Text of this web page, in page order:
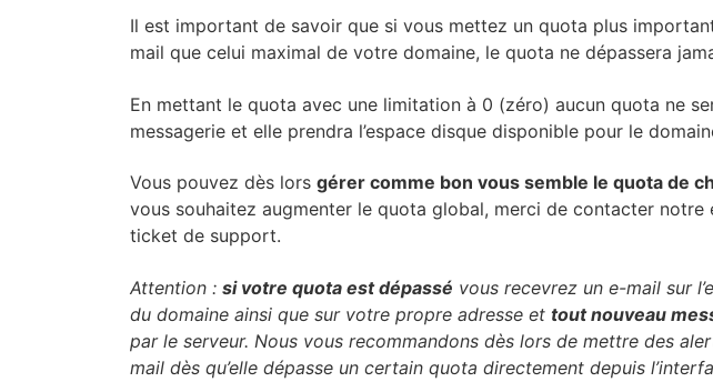
Il est important de savoir que si vous mettez un quota plus
mail que celui maximal de votre domaine, le quota ne dépassera
En mettant le quota avec une limitation à 0 (zéro) aucun quota ne
messagerie et elle prendra l’espace disque disponible pour le
Vous pouvez dès lors gérer comme bon vous semble le quota de
vous souhaitez augmenter le quota global, merci de contacter notre
ticket de support.
Attention : si votre quota est dépassé vous recevrez un e-mail sur
du domaine ainsi que sur votre propre adresse et tout nouveau
par le serveur. Nous vous recommandons dès lors de mettre des
mail dès qu’elle dépasse un certain quota directement depuis